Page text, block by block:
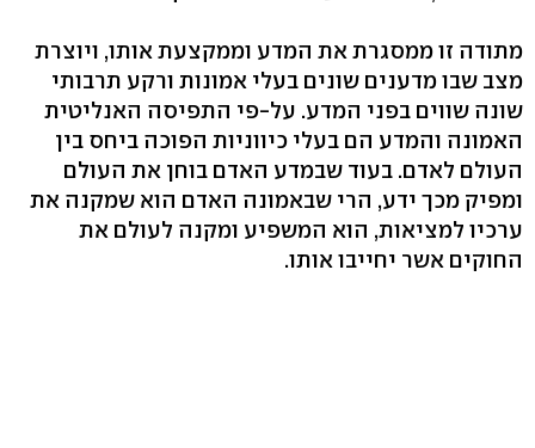
מתודה זו ממסגרת את המדע וממקצעת אותו, ויוצרת
מצב שבו מדענים שונים בעלי אמונות ורקע תרבותי
שונה שווים בפני המדע. על-פי התפיסה האנליטית
האמונה והמדע הם בעלי כיווניות הפוכה ביחס בין
העולם לאדם. בעוד שבמדע האדם בוחן את העולם
ומפיק מכך ידע, הרי שבאמונה האדם הוא שמקנה את
ערכיו למציאות, הוא המשפיע ומקנה לעולם את
החוקים אשר יחייבו אותו.